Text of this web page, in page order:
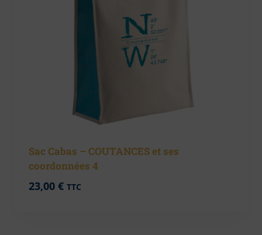
Sac Cabas – COUTANCES et ses
coordonnées 4
23,00 € TTC